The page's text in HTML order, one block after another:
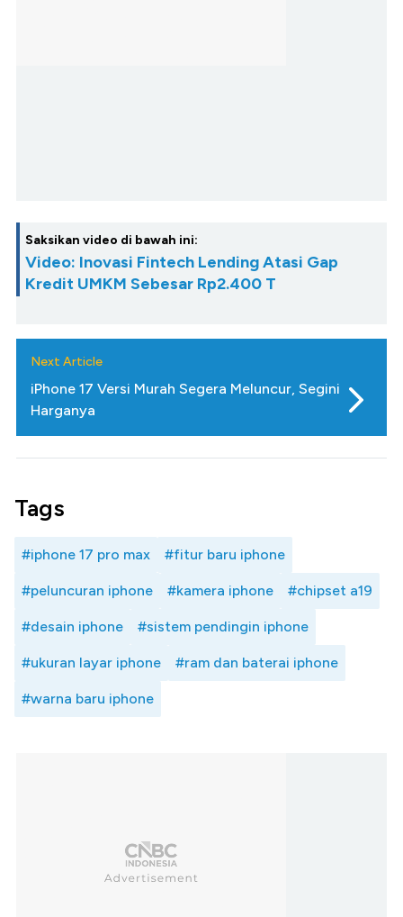
Saksikan video di bawah ini:
Video: Inovasi Fintech Lending Atasi Gap
Kredit UMKM Sebesar Rp2.400 T
Next Article
iPhone 17 Versi Murah Segera Meluncur, Segini
Harganya
Tags
#iphone 17 pro max #fitur baru iphone
#peluncuran iphone #kamera iphone #chipset a19
#desain iphone #sistem pendingin iphone
#ukuran layar iphone #ram dan baterai iphone
#warna baru iphone